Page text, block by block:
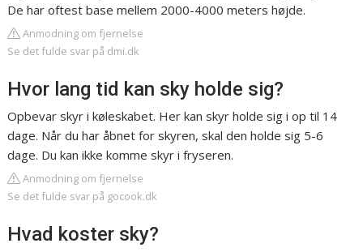
De har oftest base mellem 2000-4000 meters højde.
Anmodning om fjernelse
Se det fulde svar på dmi.dk
Hvor lang tid kan sky holde sig?
Opbevar skyr i køleskabet. Her kan skyr holde sig i op til 14
dage. Når du har åbnet for skyren, skal den holde sig 5-6
dage. Du kan ikke komme skyr i fryseren.
Anmodning om fjernelse
Se det fulde svar på gocook.dk
Hvad koster sky?